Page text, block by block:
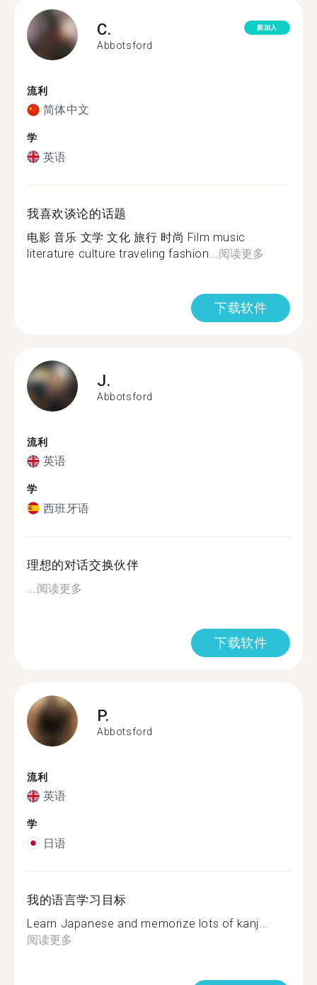
C.
Abbotsford
新加入
流利
简体中文
学
英语
我喜欢谈论的话题
电影 音乐 文学 文化 旅行 时尚 Film music
literature culture traveling fashion... 阅读更多
下载软件
J.
Abbotsford
流利
英语
学
西班牙语
理想的对话交换伙伴
阅读更多
下载软件
P.
Abbotsford
流利
英语
学
日语
我的语言学习目标
Learn Japanese and memorize lots of kanj...
阅读更多